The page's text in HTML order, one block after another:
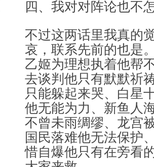
四、我对对阵论也不
不过这两话里我真的
哀，联系先前的也是
乙姬为理想执着他帮
去谈判他只有默默祈
只能躲起来哭、白星
他无能为力、新鱼人
不曾未雨绸缪、龙宫
国民落难他无法保护
惜自爆他只有在旁看